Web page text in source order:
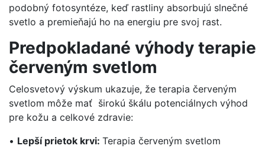
podobný fotosyntéze, keď rastliny absorbujú slnečné
svetlo a premieňajú ho na energiu pre svoj rast.
Predpokladané výhody terapie
červeným svetlom
Celosvetový výskum ukazuje, že terapia červeným
svetlom môže mať širokú škálu potenciálnych výhod
pre kožu a celkové zdravie:
• Lepší prietok krvi: Terapia červeným svetlom